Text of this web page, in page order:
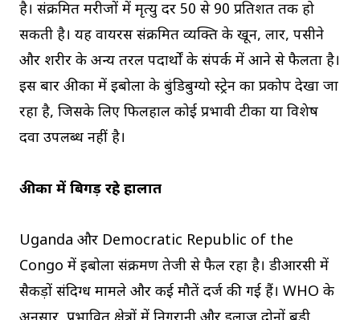
है। संक्रमित मरीजों में मृत्यु दर 50 से 90 प्रतिशत तक हो
सकती है। यह वायरस संक्रमित व्यक्ति के खून, लार, पसीने
और शरीर के अन्य तरल पदार्थों के संपर्क में आने से फैलता है।
इस बार अफ्रीका में इबोला के बुंडिबुग्यो स्ट्रेन का प्रकोप देखा जा
रहा है, जिसके लिए फिलहाल कोई प्रभावी टीका या विशेष
दवा उपलब्ध नहीं है।
अफ्रीका में बिगड़ रहे हालात
Uganda और Democratic Republic of the
Congo में इबोला संक्रमण तेजी से फैल रहा है। डीआरसी में
सैकड़ों संदिग्ध मामले और कई मौतें दर्ज की गई हैं। WHO के